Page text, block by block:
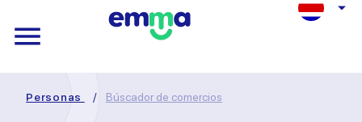
Personas / Búscador de comercios